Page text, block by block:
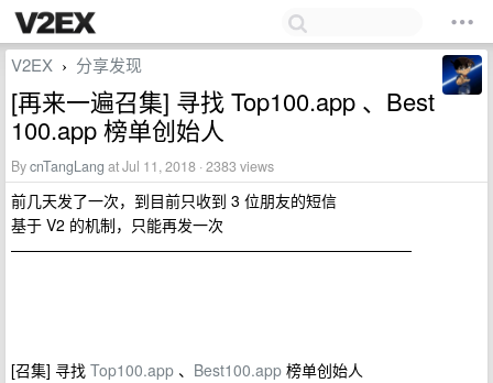
V2EX › 分享发现
[再来一遍召集] 寻找 Top100.app 、Best
100.app 榜单创始人
BycnTangLang at Jul 11, 2018 · 2383 views
前几天发了一次，到目前只收到 3 位朋友的短信
基于 V2 的机制，只能再发一次
——————————————————————————
[召集] 寻找 Top100.app 、 Best100.app 榜单创始人